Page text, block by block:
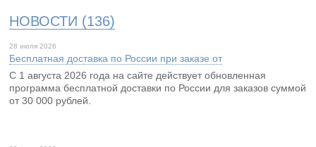
НОВОСТИ (136)
28 июля 2026
Бесплатная доставка по России при заказе от
С 1 августа 2026 года на сайте действует обновленная
программа бесплатной доставки по России для заказов суммой
от 30 000 рублей.